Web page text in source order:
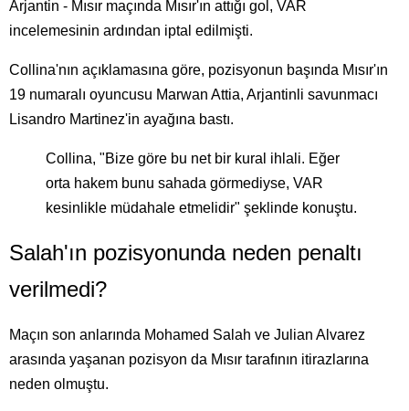
Arjantin - Mısır maçında Mısır'ın attığı gol, VAR
incelemesinin ardından iptal edilmişti.
Collina'nın açıklamasına göre, pozisyonun başında Mısır'ın
19 numaralı oyuncusu Marwan Attia, Arjantinli savunmacı
Lisandro Martinez'in ayağına bastı.
Collina, "Bize göre bu net bir kural ihlali. Eğer
orta hakem bunu sahada görmediyse, VAR
kesinlikle müdahale etmelidir" şeklinde konuştu.
Salah'ın pozisyonunda neden penaltı
verilmedi?
Maçın son anlarında Mohamed Salah ve Julian Alvarez
arasında yaşanan pozisyon da Mısır tarafının itirazlarına
neden olmuştu.